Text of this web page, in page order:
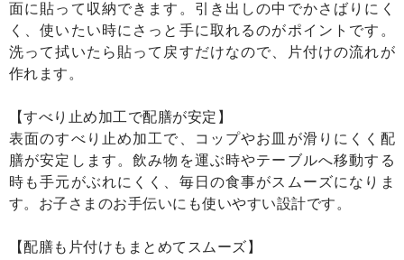
面に貼って収納できます。引き出しの中でかさばりにく
く、使いたい時にさっと手に取れるのがポイントです。
洗って拭いたら貼って戻すだけなので、片付けの流れが
作れます。
【すべり止め加工で配膳が安定】
表面のすべり止め加工で、コップやお皿が滑りにくく配
膳が安定します。飲み物を運ぶ時やテーブルへ移動する
時も手元がぶれにくく、毎日の食事がスムーズになりま
す。お子さまのお手伝いにも使いやすい設計です。
【配膳も片付けもまとめてスムーズ】